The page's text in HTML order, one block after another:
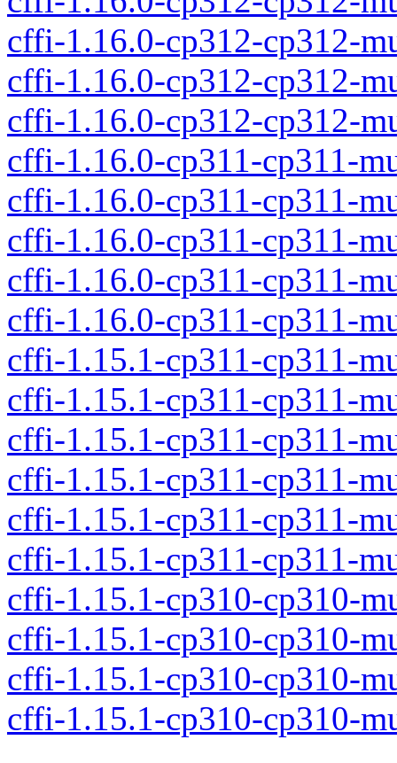
cffi-1.16.0-cp312-cp312-
cffi-1.16.0-cp312-cp312-
cffi-1.16.0-cp312-cp312-
cffi-1.16.0-cp311-cp311-
cffi-1.16.0-cp311-cp311-
cffi-1.16.0-cp311-cp311-
cffi-1.16.0-cp311-cp311-
cffi-1.16.0-cp311-cp311-
cffi-1.15.1-cp311-cp311-
cffi-1.15.1-cp311-cp311-
cffi-1.15.1-cp311-cp311-
cffi-1.15.1-cp311-cp311-
cffi-1.15.1-cp311-cp311-
cffi-1.15.1-cp311-cp311-
cffi-1.15.1-cp310-cp310-
cffi-1.15.1-cp310-cp310-
cffi-1.15.1-cp310-cp310-
cffi-1.15.1-cp310-cp310-